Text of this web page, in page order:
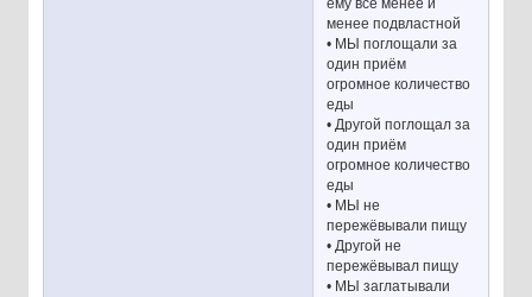
ему всё менее и
менее подвластной
• МЫ поглощали за
один приём
огромное количество
еды
• Другой поглощал за
один приём
огромное количество
еды
• МЫ не
пережёвывали пищу
• Другой не
пережёвывал пищу
• МЫ заглатывали